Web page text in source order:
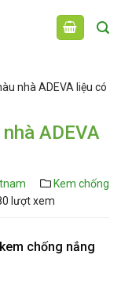
nhà ADEVA liệu có
ADEVA
Kem chống
lượt xem
chống nắng